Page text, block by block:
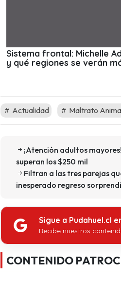
Sistema frontal: Michelle
y qué regiones se verán
Actualidad Maltrato
¡Atención adultos
superan los $250 mil
Filtran a las tres parejas
inesperado regreso
Sigue a Pudahuel.cl
Recibe nuestros
CONTENIDO